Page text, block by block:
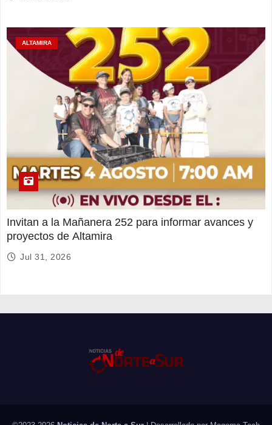
ALTAMIRA
Invitan a la Mañanera 252 para informar avances y
proyectos de Altamira
Jul 31, 2026